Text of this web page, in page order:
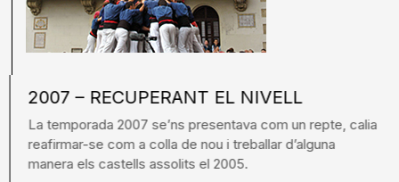
2007 – RECUPERANT EL NIVELL
La temporada 2007 se’ns presentava com un repte, calia
reafirmar-se com a colla de nou i treballar d’alguna
manera els castells assolits el 2005.